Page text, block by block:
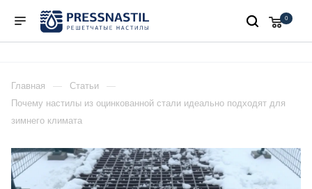
0
Главная
Статьи
Почему настилы из оцинкованной стали идеально подходят для
зимнего климата